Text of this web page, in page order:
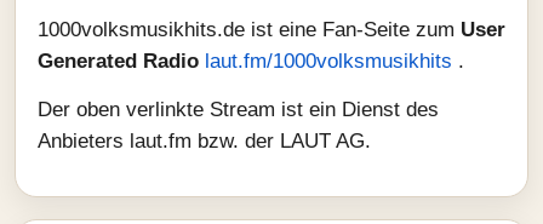
1000volksmusikhits.de ist eine Fan-Seite zum User
Generated Radio laut.fm/1000volksmusikhits .
Der oben verlinkte Stream ist ein Dienst des
Anbieters laut.fm bzw. der LAUT AG.